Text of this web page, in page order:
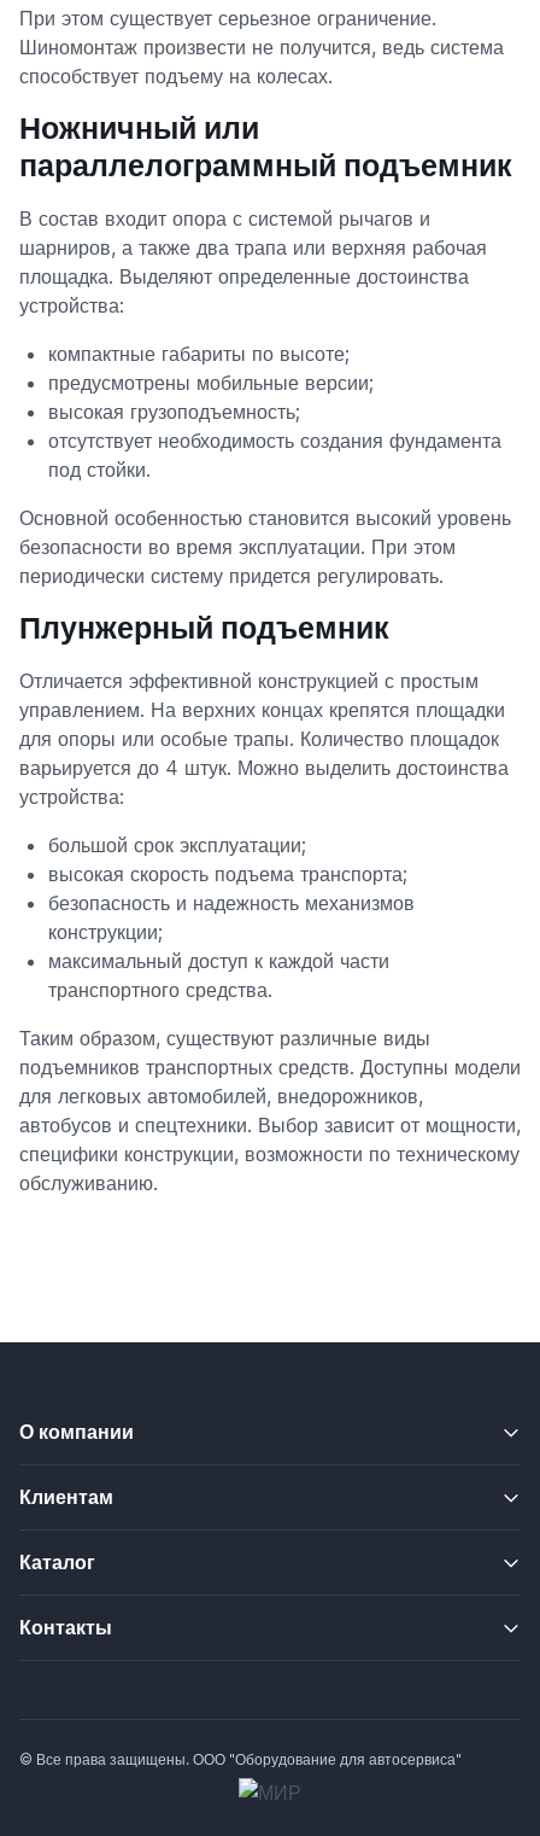
При этом существует серьезное ограничение.
Шиномонтаж произвести не получится, ведь система
способствует подъему на колесах.
Ножничный или
параллелограммный подъемник
В состав входит опора с системой рычагов и
шарниров, а также два трапа или верхняя рабочая
площадка. Выделяют определенные достоинства
устройства:
компактные габариты по высоте;
предусмотрены мобильные версии;
высокая грузоподъемность;
отсутствует необходимость создания фундамента
под стойки.
Основной особенностью становится высокий уровень
безопасности во время эксплуатации. При этом
периодически систему придется регулировать.
Плунжерный подъемник
Отличается эффективной конструкцией с простым
управлением. На верхних концах крепятся площадки
для опоры или особые трапы. Количество площадок
варьируется до 4 штук. Можно выделить достоинства
устройства:
большой срок эксплуатации;
высокая скорость подъема транспорта;
безопасность и надежность механизмов
конструкции;
максимальный доступ к каждой части
транспортного средства.
Таким образом, существуют различные виды
подъемников транспортных средств. Доступны модели
для легковых автомобилей, внедорожников,
автобусов и спецтехники. Выбор зависит от мощности,
специфики конструкции, возможности по техническому
обслуживанию.
О компании
Клиентам
Каталог
Контакты
© Все права защищены. ООО "Оборудование для автосервиса"